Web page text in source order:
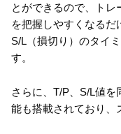
とができるので、ト
を把握しやすくなるだ
S/L（損切り）のタイ
す。
さらに、T/P、S/L値
能も搭載されており、